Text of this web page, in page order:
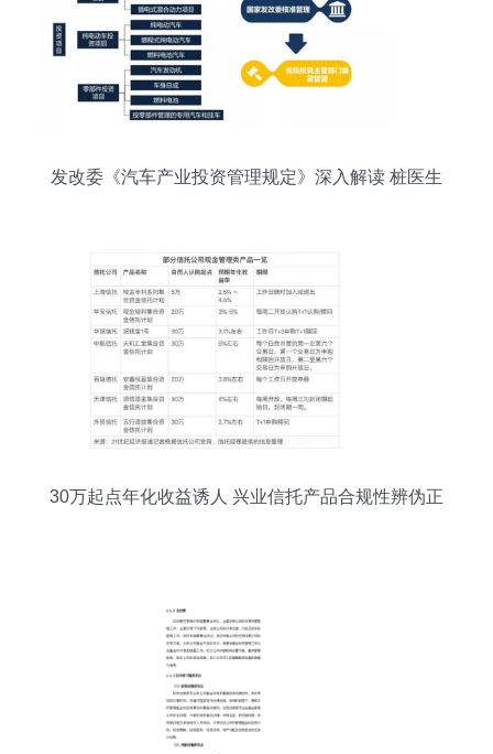
发改委《汽车产业投资管理规定》深入解读 桩医生
30万起点年化收益诱人 兴业信托产品合规性辨伪正